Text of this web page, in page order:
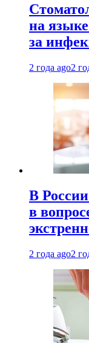
на
за
2 года ago2
В
в
2 года ago2